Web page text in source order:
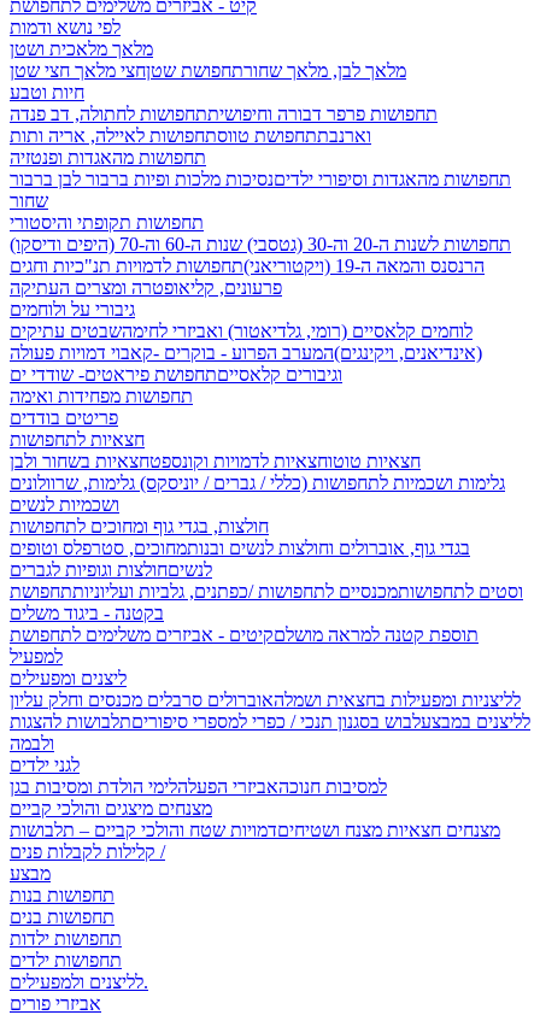
קיט - אביזרים משלימים לתחפושת
לפי נושא ודמות
מלאך מלאכית ושטן
מלאך לבן, מלאך שחורתחפושת שטןחצי מלאך חצי שטן
חיות וטבע
תחפושות פרפר דבורה וחיפושיתתחפושות לחתולה, דב פנדה
וארנבתתחפושת טווסתחפושות לאיילה, אריה ותות
תחפושות מהאגדות ופנטזיה
תחפושות מהאגדות וסיפורי ילדיםנסיכות מלכות ופיות ברבור לבן ברבור
שחור
תחפושות תקופתי והיסטורי
תחפושות לשנות ה-20 וה-30 (גטסבי)
שנות ה-60 וה-70 (היפים ודיסקו)
הרנסנס והמאה ה-19 (ויקטוריאני)
תחפושות לדמויות תנ"כיות וחגים
פרעונים, קליאופטרה ומצרים העתיקה
גיבורי על ולוחמים
לוחמים קלאסיים (רומי, גלדיאטור) ואביזרי לחימהשבטים עתיקים
(אינדיאנים, ויקינגים)המערב הפרוע - בוקרים -קאבוי דמויות פעולה
וגיבורים קלאסייםתחפושת פיראטים- שודדי ים
תחפושות מפחידות ואימה
פריטים בודדים
חצאיות לתחפושות
חצאיות טוטוחצאיות לדמויות וקונספטחצאיות בשחור ולבן
גלימות ושכמיות לתחפושות (כללי / גברים / יוניסקס) גלימות, שרוולונים
ושכמיות לנשים
חולצות, בגדי גוף ומחוכים לתחפושות
בגדי גוף, אוברולים וחולצות לנשים ובנותמחוכים, סטרפלס וטופים
לנשיםחולצות וגופיות לגברים
וסטים לתחפושותמכנסיים לתחפושות /כפתנים, גלביות ועליוניותתחפושת
בקטנה - ביגוד משלים
תוספת קטנה למראה מושלםקיטים - אביזרים משלימים לתחפושת
למפעיל
ליצנים ומפעילים
לליצניות ומפעילות בחצאית ושמלהאוברולים סרבלים מכנסים וחלק עליון
לליצנים במבצעלבוש בסגנון תנכי / כפרי למספרי סיפוריםתלבושות להצגות
ולבמה
לגני ילדים
למסיבות חנוכהאביזרי הפעלהלימי הולדת ומסיבות בגן
מצנחים מיצגים והולכי קביים
מצנחים חצאיות מצנח ושטיחיםדמויות שטח והולכי קביים – תלבושות
קלילות לקבלות פנים /
מבצע
תחפושות בנות
תחפושות בנים
תחפושות ילדות
תחפושות ילדים
לליצנים ולמפעילים.
אביזרי פורים